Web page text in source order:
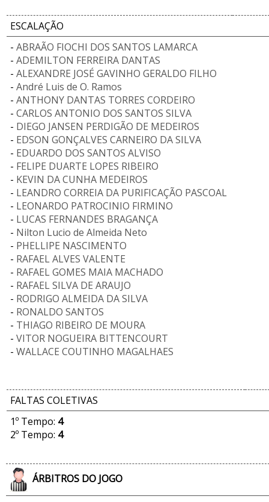
ESCALAÇÃO
- ABRAÃO FIOCHI DOS SANTOS LAMARCA
- ADEMILTON FERREIRA DANTAS
- ALEXANDRE JOSÉ GAVINHO GERALDO FILHO
- André Luis de O. Ramos
- ANTHONY DANTAS TORRES CORDEIRO
- CARLOS ANTONIO DOS SANTOS SILVA
- DIEGO JANSEN PERDIGÃO DE MEDEIROS
- EDSON GONÇALVES CARNEIRO DA SILVA
- EDUARDO DOS SANTOS ALVISO
- FELIPE DUARTE LOPES RIBEIRO
- KEVIN DA CUNHA MEDEIROS
- LEANDRO CORREIA DA PURIFICAÇÃO PASCOAL
- LEONARDO PATROCINIO FIRMINO
- LUCAS FERNANDES BRAGANÇA
- Nilton Lucio de Almeida Neto
- PHELLIPE NASCIMENTO
- RAFAEL ALVES VALENTE
- RAFAEL GOMES MAIA MACHADO
- RAFAEL SILVA DE ARAUJO
- RODRIGO ALMEIDA DA SILVA
- RONALDO SANTOS
- THIAGO RIBEIRO DE MOURA
- VITOR NOGUEIRA BITTENCOURT
- WALLACE COUTINHO MAGALHAES
FALTAS COLETIVAS
1º Tempo: 4
2º Tempo: 4
ÁRBITROS DO JOGO